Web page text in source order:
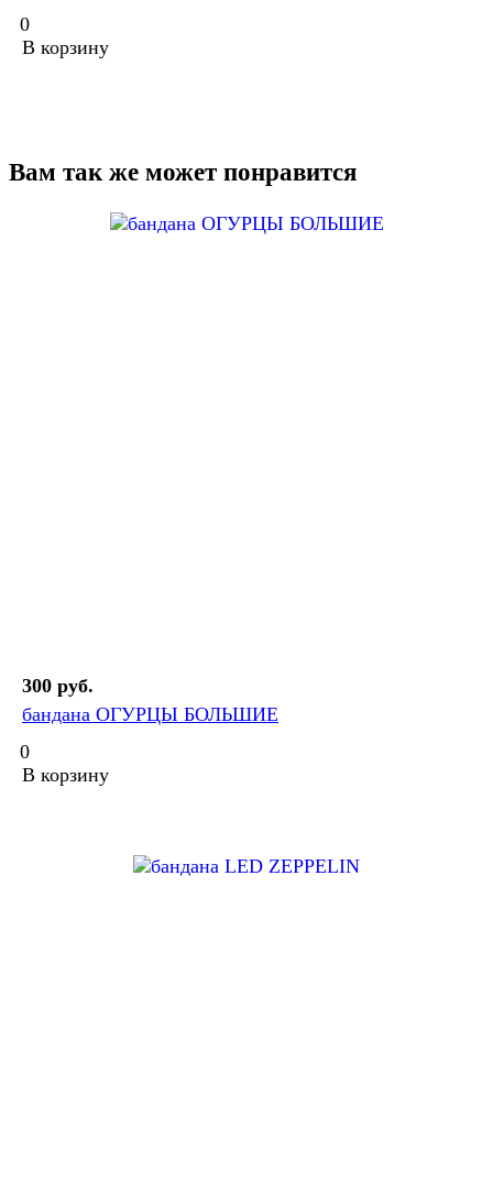
0
В корзину
Вам так же может понравится
300 руб.
бандана ОГУРЦЫ БОЛЬШИЕ
0
В корзину